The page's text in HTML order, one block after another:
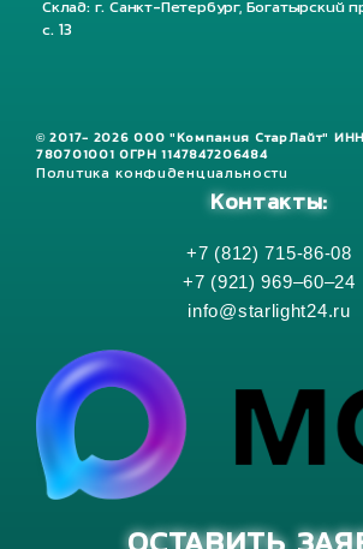
Склад: г. Санкт-Петербург, Богатырский
с. 13
© 2017- 2026 ООО "Компания СтарЛайт" ИНН
780701001 ОГРН 1147847206484
Политика конфиденциальности
Контакты:
+7 (812) 715-86-08
+7 (921) 969–60–24
info@starlight24.ru